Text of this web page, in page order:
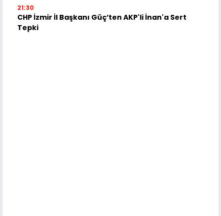
21:30
CHP İzmir İl Başkanı Güç’ten AKP'li İnan'a Sert
Tepki